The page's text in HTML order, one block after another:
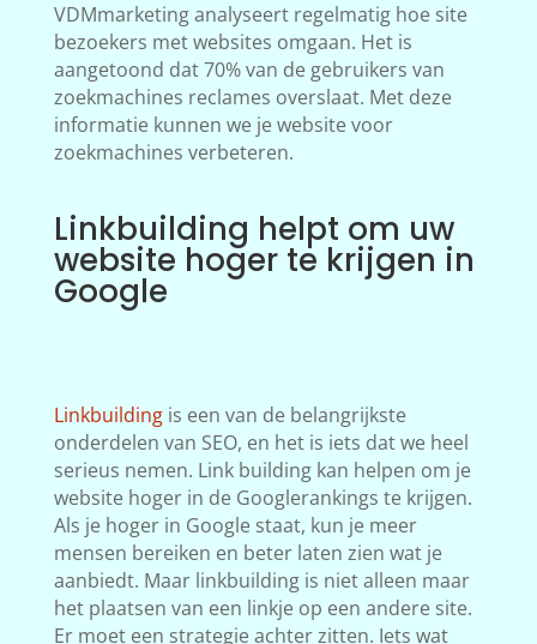
VDMmarketing analyseert regelmatig hoe site
bezoekers met websites omgaan. Het is
aangetoond dat 70% van de gebruikers van
zoekmachines reclames overslaat. Met deze
informatie kunnen we je website voor
zoekmachines verbeteren.
Linkbuilding helpt om uw
website hoger te krijgen in
Google
Linkbuildingis een van de belangrijkste
onderdelen van SEO, en het is iets dat we heel
serieus nemen. Link building kan helpen om je
website hoger in de Googlerankings te krijgen.
Als je hoger in Google staat, kun je meer
mensen bereiken en beter laten zien wat je
aanbiedt. Maar linkbuilding is niet alleen maar
het plaatsen van een linkje op een andere site.
Er moet een strategie achter zitten. Iets wat